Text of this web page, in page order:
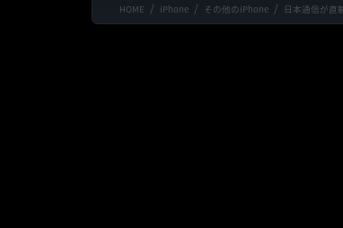
HOME iPhone その他のiPhone 日本通信が直